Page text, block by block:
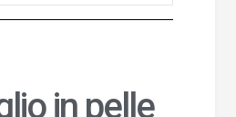
in pelle